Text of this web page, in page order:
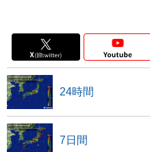
24時間
7日間